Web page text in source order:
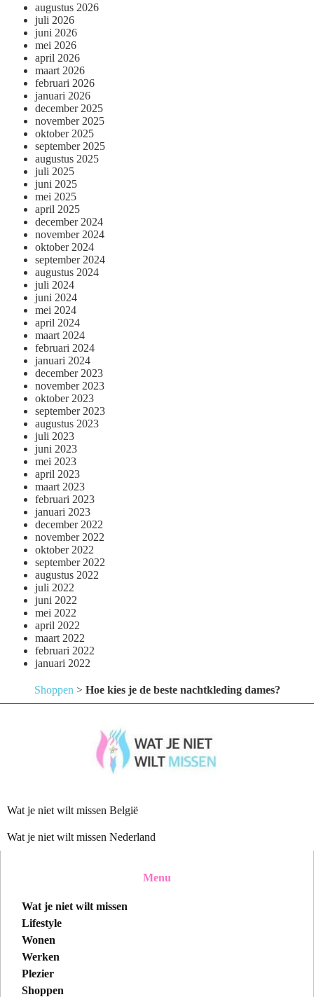
augustus 2026
juli 2026
juni 2026
mei 2026
april 2026
maart 2026
februari 2026
januari 2026
december 2025
november 2025
oktober 2025
september 2025
augustus 2025
juli 2025
juni 2025
mei 2025
april 2025
december 2024
november 2024
oktober 2024
september 2024
augustus 2024
juli 2024
juni 2024
mei 2024
april 2024
maart 2024
februari 2024
januari 2024
december 2023
november 2023
oktober 2023
september 2023
augustus 2023
juli 2023
juni 2023
mei 2023
april 2023
maart 2023
februari 2023
januari 2023
december 2022
november 2022
oktober 2022
september 2022
augustus 2022
juli 2022
juni 2022
mei 2022
april 2022
maart 2022
februari 2022
januari 2022
Shoppen > Hoe kies je de beste nachtkleding dames?
Wat je niet wilt missen België
Wat je niet wilt missen Nederland
Menu
Wat je niet wilt missen
Lifestyle
Wonen
Werken
Plezier
Shoppen